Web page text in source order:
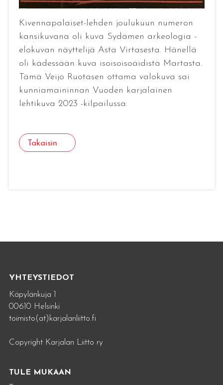
Kivennapalaiset-lehden joulukuun numeron
kansikuvana oli kuva Sydämen arkeologia -
elokuvan näyttelijä Asta Virtasesta. Hänellä
oli kädessään kuva isoisoisoäidistä Martasta.
Tämä Veijo Ruotasen ottama valokuva sai
kunniamaininnan Vuoden karjalainen
lehtikuva 2023 -kilpailussa.
Takaisin
YHTEYSTIEDOT
Käpylänkuja 1
00610 Helsinki
toimisto(at)karjalanliitto.fi
Copyright Karjalan Liitto ry
TULE MUKAAN